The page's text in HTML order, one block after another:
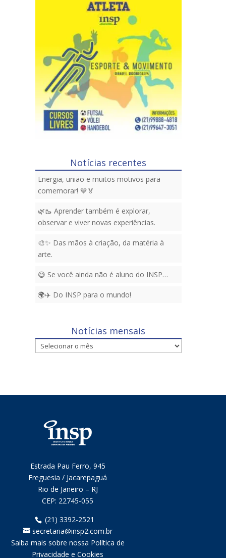
Notícias recentes
Energia, união e muitos motivos para
comemorar! 💙🏅
🌿🥾 Aprender também é explorar,
observar e viver novas experiências.
🎨✨ Das mãos à criação, da matéria à
arte.
😅 Se você ainda não é aluno do INSP…
🌍✈️ Do INSP para o mundo!
Notícias mensais
Notícias
mensais
Estrada Pau Ferro, 945
Freguesia / Jacarepaguá
Rio de Janeiro – RJ
CEP: 22745-055
(21) 3392-2521
secretaria@insp2.com.br
Saiba mais sobre nossa Política de
Privacidade e Cookies